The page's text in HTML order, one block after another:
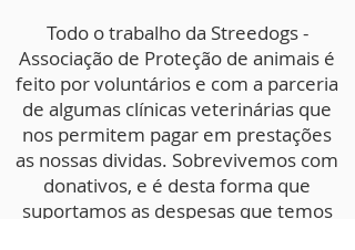
Todo o trabalho da Streedogs -
Associação de Proteção de animais é
feito por voluntários e com a parceria
de algumas clínicas veterinárias que
nos permitem pagar em prestações
as nossas dividas. Sobrevivemos com
donativos, e é desta forma que
suportamos as despesas que temos